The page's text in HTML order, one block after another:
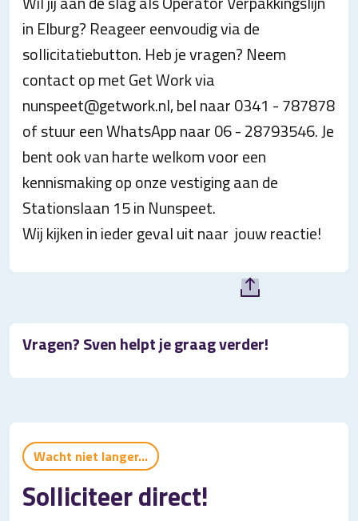
in Elburg? Reageer eenvoudig via de
sollicitatiebutton. Heb je vragen? Neem
contact op met Get Work via
nunspeet@getwork.nl, bel naar 0341 - 787878
of stuur een WhatsApp naar 06 - 28793546. Je
bent ook van harte welkom voor een
kennismaking op onze vestiging aan de
Stationslaan 15 in Nunspeet.
Wij kijken in ieder geval uit naar jouw reactie!
Vragen? Sven helpt je graag verder!
Wacht niet langer...
Solliciteer direct!